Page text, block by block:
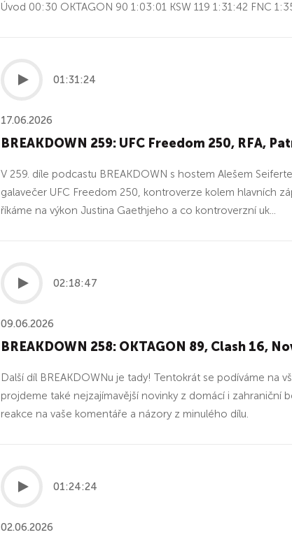
Úvod 00:30 OKTAGON 90 1:03:01 KSW 119 1:31:42 FNC
01:31:24
17.06.2026
BREAKDOWN 259: UFC Freedom 250, RFA,
V 259. díle podcastu BREAKDOWN s hostem Alešem
galavečer UFC Freedom 250, kontroverze kolem hlavních
říkáme na výkon Justina Gaethjeho a co kontroverzní uk...
02:18:47
09.06.2026
BREAKDOWN 258: OKTAGON 89, Clash 16,
Další díl BREAKDOWNu je tady! Tentokrát se podíváme na
projdeme také nejzajímavější novinky z domácí i zahraniční
reakce na vaše komentáře a názory z minulého dílu.
01:24:24
02.06.2026